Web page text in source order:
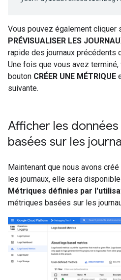
Vous pouvez également cliquer
PRÉVISUALISER LES
rapide des journaux précédents
Une fois que vous avez
bouton CRÉER UNE MÉTRIQUE
suivante.
Afficher les
basées sur les
Maintenant que nous avons
les journaux, elle sera
Métriques définies par
métriques basées sur les